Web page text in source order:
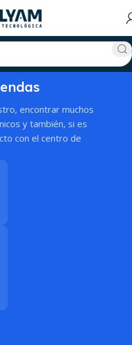
encontrar muchos
y también, si es
con el centro de